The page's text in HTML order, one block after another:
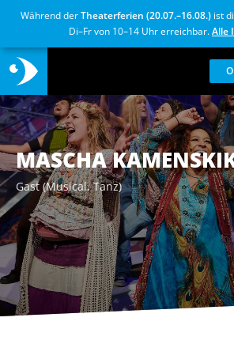
Während derTheaterferien (20.07.–16.08.) ist
Di–Fr von 10–14 Uhr erreichbar.Alle
MASCHA
Gast (Musical, Tanz)